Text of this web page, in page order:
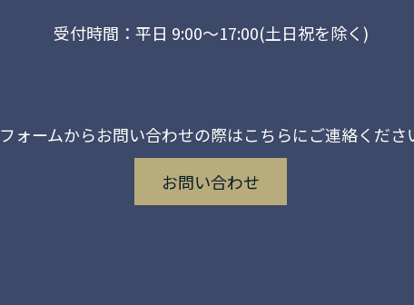
受付時間：平日 9:00～17:00(土日祝を除く)
フォームからお問い合わせの際はこちらにご連絡くださ
お問い合わせ